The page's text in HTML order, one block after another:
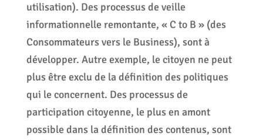
utilisation). Des processus de veille
informationnelle remontante, « C to B » (des
Consommateurs vers le Business), sont à
développer. Autre exemple, le citoyen ne peut
plus être exclu de la définition des politiques
qui le concernent. Des processus de
participation citoyenne, le plus en amont
possible dans la définition des contenus, sont